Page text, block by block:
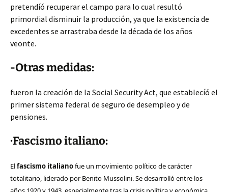
pretendíó recuperar el campo para lo cual resultó
primordial disminuir la producción, ya que la existencia de
excedentes se arrastraba desde la década de los años
veonte.
-Otras medidas:
fueron la creación de la Social Security Act, que establecíó el
primer sistema federal de seguro de desempleo y de
pensiones.
·Fascismo italiano:
Elfascismo italianofue un movimiento político de carácter
totalitario, liderado por Benito Mussolini. Se desarrolló entre los